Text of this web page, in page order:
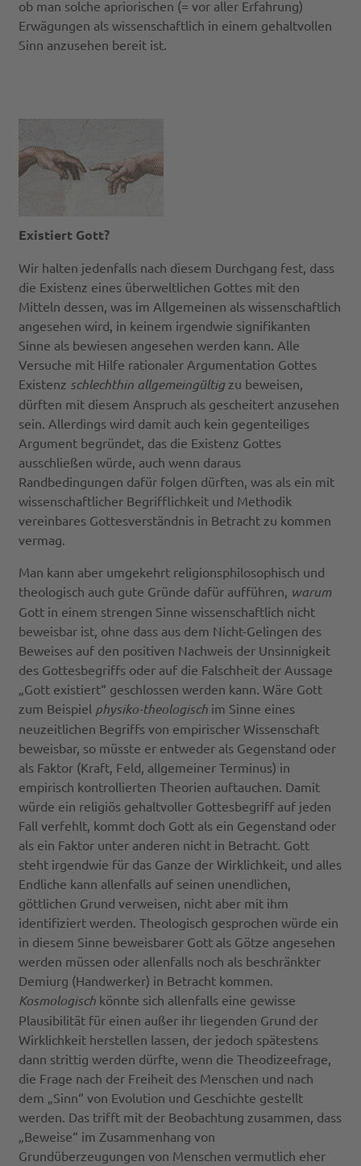
ob man solche apriorischen (= vor aller Erfahrung)
Erwägungen als wissenschaftlich in einem gehaltvollen
Sinn anzusehen bereit ist.
Existiert Gott?
Wir halten jedenfalls nach diesem Durchgang fest, dass
die Existenz eines überweltlichen Gottes mit den
Mitteln dessen, was im Allgemeinen als wissenschaftlich
angesehen wird, in keinem irgendwie signifikanten
Sinne als bewiesen angesehen werden kann. Alle
Versuche mit Hilfe rationaler Argumentation Gottes
Existenz schlechthin allgemeingültig zu beweisen,
dürften mit diesem Anspruch als gescheitert anzusehen
sein. Allerdings wird damit auch kein gegenteiliges
Argument begründet, das die Existenz Gottes
ausschließen würde, auch wenn daraus
Randbedingungen dafür folgen dürften, was als ein mit
wissenschaftlicher Begrifflichkeit und Methodik
vereinbares Gottesverständnis in Betracht zu kommen
vermag.
Man kann aber umgekehrt religionsphilosophisch und
theologisch auch gute Gründe dafür aufführen, warum
Gott in einem strengen Sinne wissenschaftlich nicht
beweisbar ist, ohne dass aus dem Nicht-Gelingen des
Beweises auf den positiven Nachweis der Unsinnigkeit
des Gottesbegriffs oder auf die Falschheit der Aussage
„Gott existiert“ geschlossen werden kann. Wäre Gott
zum Beispiel physiko-theologisch im Sinne eines
neuzeitlichen Begriffs von empirischer Wissenschaft
beweisbar, so müsste er entweder als Gegenstand oder
als Faktor (Kraft, Feld, allgemeiner Terminus) in
empirisch kontrollierten Theorien auftauchen. Damit
würde ein religiös gehaltvoller Gottesbegriff auf jeden
Fall verfehlt, kommt doch Gott als ein Gegenstand oder
als ein Faktor unter anderen nicht in Betracht. Gott
steht irgendwie für das Ganze der Wirklichkeit, und alles
Endliche kann allenfalls auf seinen unendlichen,
göttlichen Grund verweisen, nicht aber mit ihm
identifiziert werden. Theologisch gesprochen würde ein
in diesem Sinne beweisbarer Gott als Götze angesehen
werden müssen oder allenfalls noch als beschränkter
Demiurg (Handwerker) in Betracht kommen.
Kosmologisch könnte sich allenfalls eine gewisse
Plausibilität für einen außer ihr liegenden Grund der
Wirklichkeit herstellen lassen, der jedoch spätestens
dann strittig werden dürfte, wenn die Theodizeefrage,
die Frage nach der Freiheit des Menschen und nach
dem „Sinn“ von Evolution und Geschichte gestellt
werden. Das trifft mit der Beobachtung zusammen, dass
„Beweise“ im Zusammenhang von
Grundüberzeugungen von Menschen vermutlich eher